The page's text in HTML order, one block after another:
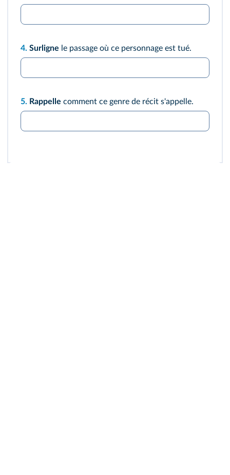
4. Surligne le passage où ce personnage est tué.
5. Rappelle comment ce genre de récit s'appelle.